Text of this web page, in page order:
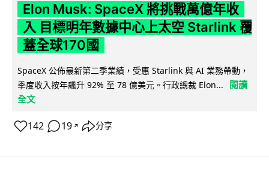
Elon Musk: SpaceX 將挑戰萬億年收
入 目標明年數據中心上太空 Starlink 覆
蓋全球170國
SpaceX 公佈最新第二季業績，受惠 Starlink 與 AI 業務帶動，
季度收入按年飆升 92% 至 78 億美元。行政總裁 Elon...
閱讀
全文
142 19 ↗ 分享